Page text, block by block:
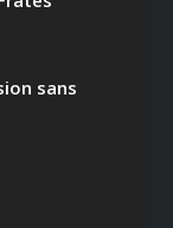
sans